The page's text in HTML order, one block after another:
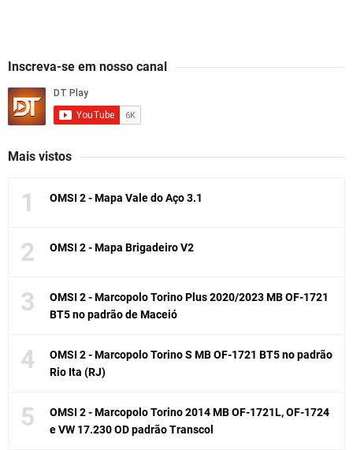
Inscreva-se em nosso canal
Mais vistos
OMSI 2 - Mapa Vale do Aço 3.1
OMSI 2 - Mapa Brigadeiro V2
OMSI 2 - Marcopolo Torino Plus 2020/2023 MB OF-1721
BT5 no padrão de Maceió
OMSI 2 - Marcopolo Torino S MB OF-1721 BT5 no padrão
Rio Ita (RJ)
OMSI 2 - Marcopolo Torino 2014 MB OF-1721L, OF-1724
e VW 17.230 OD padrão Transcol